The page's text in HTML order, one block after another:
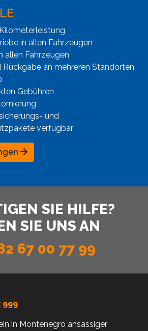
in allen Fahrzeugen
allen Fahrzeugen
an mehreren Standorten
Gebühren
und
verfügbar
SIE HILFE?
SIE UNS AN
67 00 77 99
999
in Montenegro ansässiger